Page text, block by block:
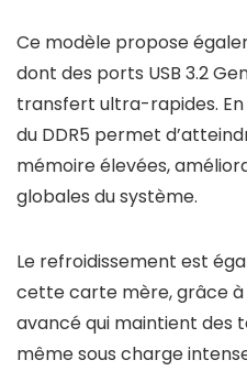
Ce modèle propose
dont des ports USB 3.2
transfert ultra-rapides.
du DDR5 permet
mémoire élevées,
globales du système.
Le refroidissement est
cette carte mère, grâce à
avancé qui maintient des
même sous charge